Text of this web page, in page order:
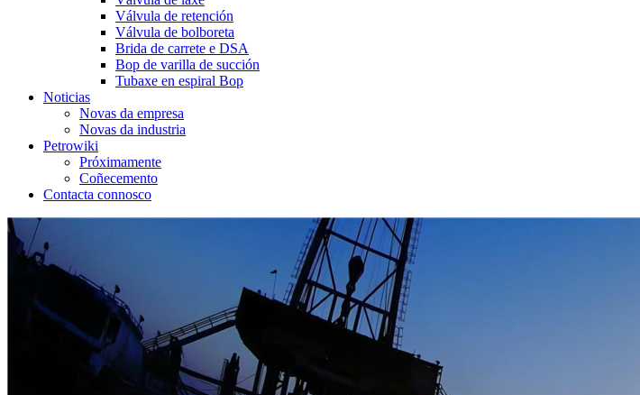
Válvula de retención
Válvula de bolboreta
Brida de carrete e DSA
Bop de varilla de succión
Tubaxe en espiral Bop
Noticias
Novas da empresa
Novas da industria
Petrowiki
Próximamente
Coñecemento
Contacta connosco